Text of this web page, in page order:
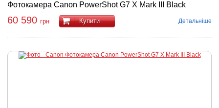
Фотокамера Canon PowerShot G7 X Mark III Black
60 590 грн Купити Детальніше